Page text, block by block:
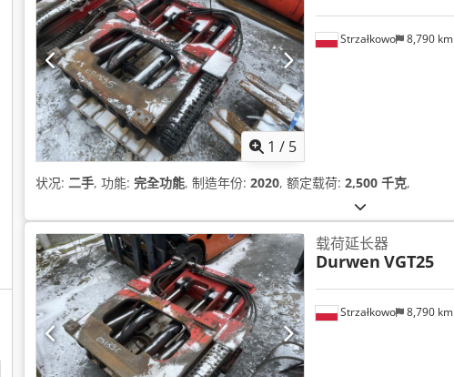
1 / 5
Strzałkowo 8,790 km
状况: 二手, 功能: 完全功能, 制造年份: 2020, 额定载荷: 2,500 千克,
Strzałkowo 8,790 km
载荷延长器
Durwen VGT25